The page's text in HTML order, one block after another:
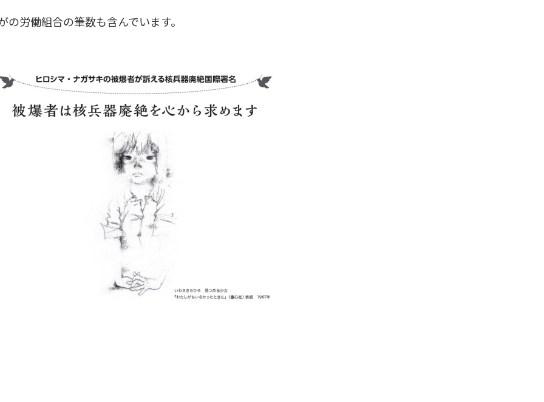
労働組合の筆数も含んでいます。